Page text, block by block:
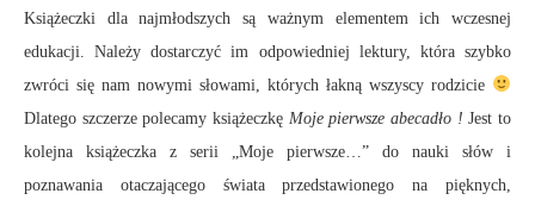
Książeczki dla najmłodszych są ważnym elementem ich wczesnej
edukacji. Należy dostarczyć im odpowiedniej lektury, która szybko
zwróci się nam nowymi słowami, których łakną wszyscy rodzicie
Dlatego szczerze polecamy książeczkę Moje pierwsze abecadło !Jest to
kolejna książeczka z serii „Moje pierwsze…” do nauki słów i
poznawania otaczającego świata przedstawionego na pięknych,